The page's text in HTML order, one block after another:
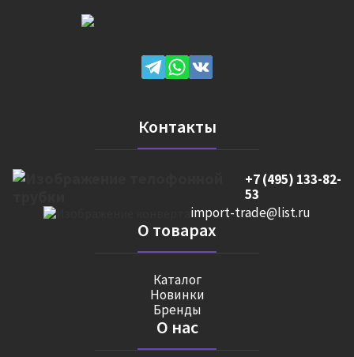
Контакты
+7 (495) 133-82-
53
import-trade@list.ru
О товарах
Каталог
Новинки
Бренды
О нас